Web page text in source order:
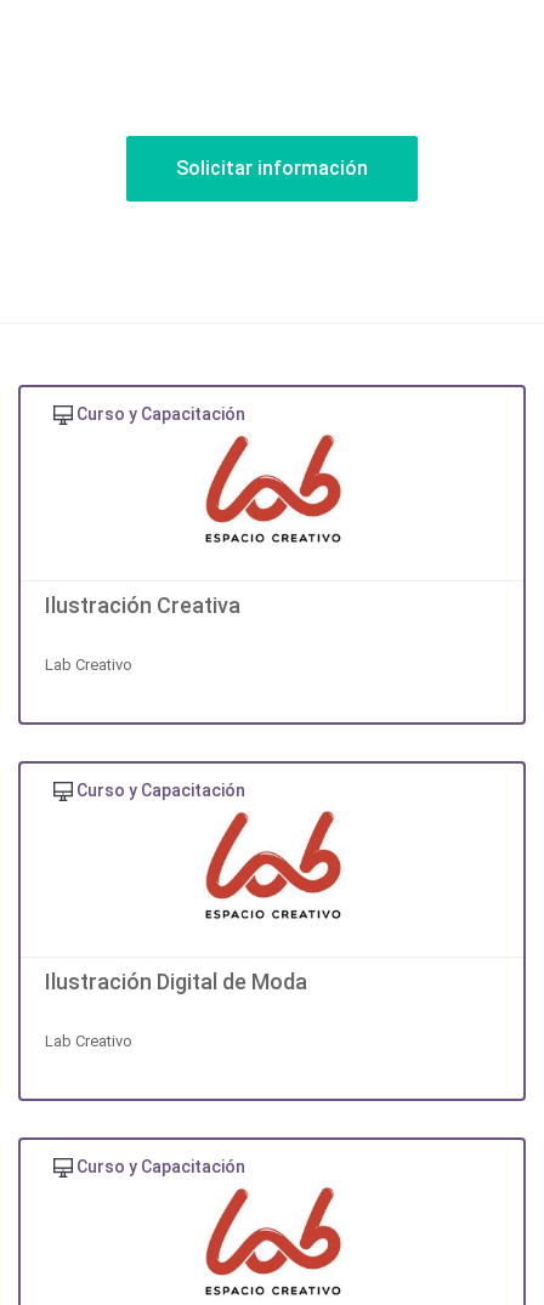
Solicitar información
Ilustración Creativa
Lab Creativo
Curso y Capacitación
Ilustración Digital de Moda
Lab Creativo
Curso y Capacitación
Curso y Capacitación